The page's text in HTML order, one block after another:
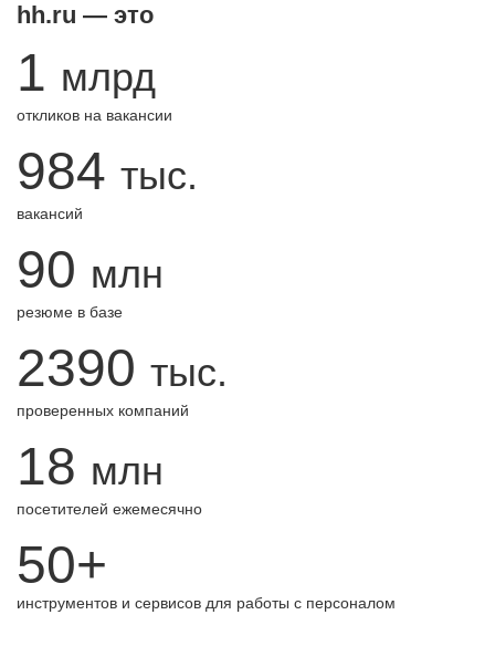
hh.ru — это
1 млрд
откликов на вакансии
984 тыс.
вакансий
90 млн
резюме в базе
2390 тыс.
проверенных компаний
18 млн
посетителей ежемесячно
50+
инструментов и сервисов для работы с персоналом